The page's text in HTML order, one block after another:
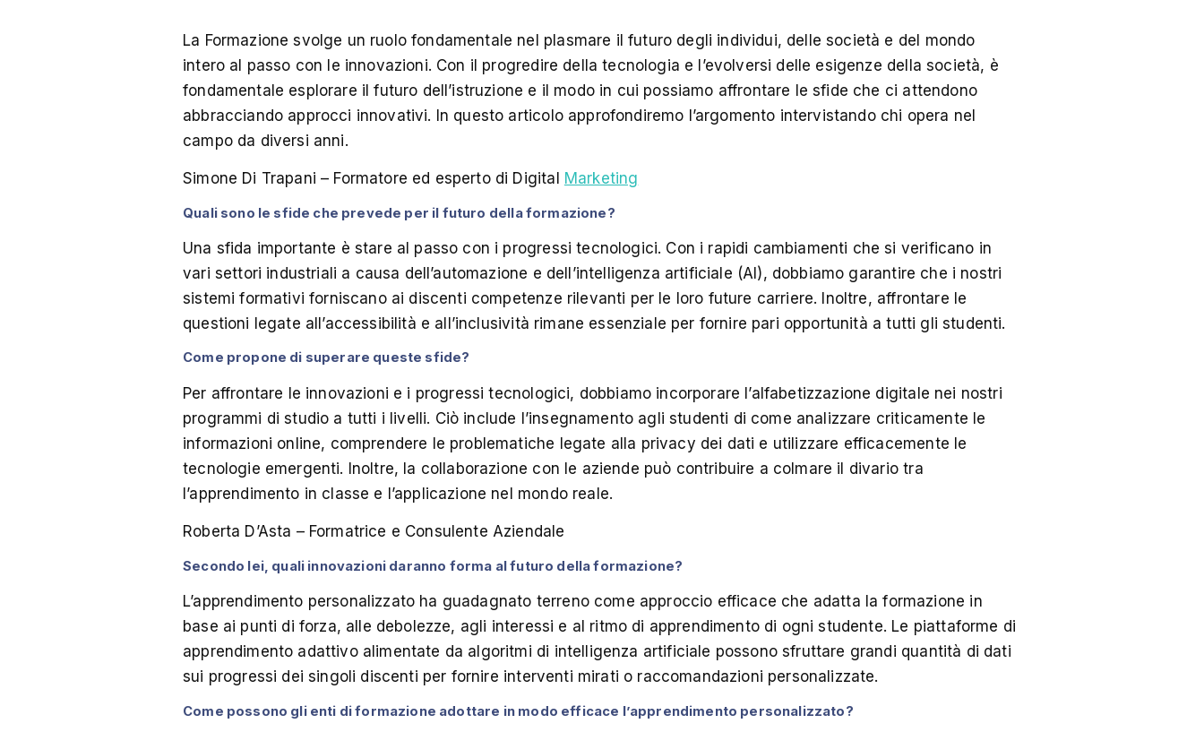
La Formazione svolge un ruolo fondamentale nel plasmare il futuro degli individui, delle società e del mondo
intero al passo con le innovazioni. Con il progredire della tecnologia e l’evolversi delle esigenze della società, è
fondamentale esplorare il futuro dell’istruzione e il modo in cui possiamo affrontare le sfide che ci attendono
abbracciando approcci innovativi. In questo articolo approfondiremo l’argomento intervistando chi opera nel
campo da diversi anni.
Simone Di Trapani – Formatore ed esperto di Digital Marketing
Quali sono le sfide che prevede per il futuro della formazione?
Una sfida importante è stare al passo con i progressi tecnologici. Con i rapidi cambiamenti che si verificano in
vari settori industriali a causa dell’automazione e dell’intelligenza artificiale (AI), dobbiamo garantire che i nostri
sistemi formativi forniscano ai discenti competenze rilevanti per le loro future carriere. Inoltre, affrontare le
questioni legate all’accessibilità e all’inclusività rimane essenziale per fornire pari opportunità a tutti gli studenti.
Come propone di superare queste sfide?
Per affrontare le innovazioni e i progressi tecnologici, dobbiamo incorporare l’alfabetizzazione digitale nei nostri
programmi di studio a tutti i livelli. Ciò include l’insegnamento agli studenti di come analizzare criticamente le
informazioni online, comprendere le problematiche legate alla privacy dei dati e utilizzare efficacemente le
tecnologie emergenti. Inoltre, la collaborazione con le aziende può contribuire a colmare il divario tra
l’apprendimento in classe e l’applicazione nel mondo reale.
Roberta D’Asta – Formatrice e Consulente Aziendale
Secondo lei, quali innovazioni daranno forma al futuro della formazione?
L’apprendimento personalizzato ha guadagnato terreno come approccio efficace che adatta la formazione in
base ai punti di forza, alle debolezze, agli interessi e al ritmo di apprendimento di ogni studente. Le piattaforme di
apprendimento adattivo alimentate da algoritmi di intelligenza artificiale possono sfruttare grandi quantità di dati
sui progressi dei singoli discenti per fornire interventi mirati o raccomandazioni personalizzate.
Come possono gli enti di formazione adottare in modo efficace l’apprendimento personalizzato?